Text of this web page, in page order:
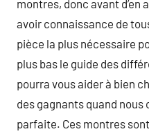
montres, donc avant d’en
avoir connaissance de
pièce la plus nécessaire
plus bas le guide des
pourra vous aider à bien
des gagnants quand
parfaite. Ces montres